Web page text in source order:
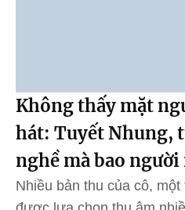
Không thấy mặt
hát: Tuyết Nhung,
nghề mà bao
Nhiều bản thu của cô,